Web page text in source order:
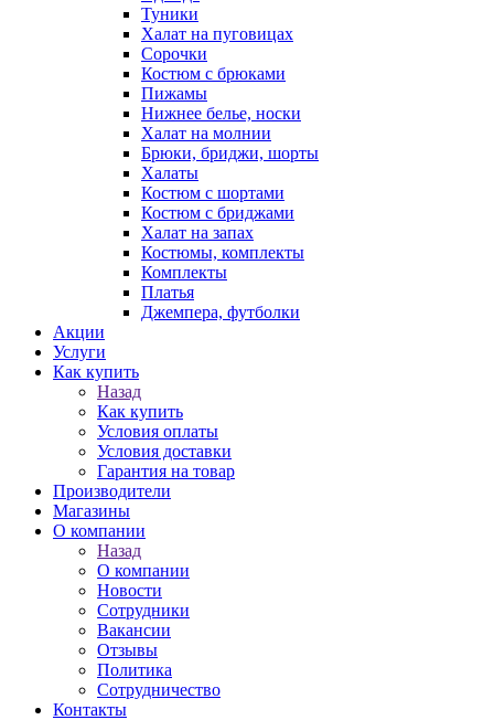
Туники
Халат на пуговицах
Сорочки
Костюм с брюками
Пижамы
Нижнее белье, носки
Халат на молнии
Брюки, бриджи, шорты
Халаты
Костюм с шортами
Костюм с бриджами
Халат на запах
Костюмы, комплекты
Комплекты
Платья
Джемпера, футболки
Акции
Услуги
Как купить
Назад
Как купить
Условия оплаты
Условия доставки
Гарантия на товар
Производители
Магазины
О компании
Назад
О компании
Новости
Сотрудники
Вакансии
Отзывы
Политика
Сотрудничество
Контакты